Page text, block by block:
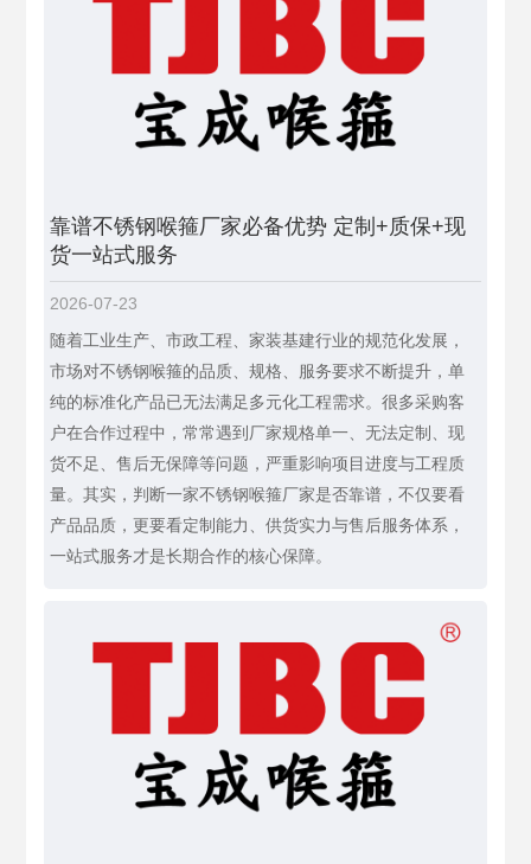
靠谱不锈钢喉箍厂家必备优势 定制+质保+现
货一站式服务
2026-07-23
随着工业生产、市政工程、家装基建行业的规范化发展，
市场对不锈钢喉箍的品质、规格、服务要求不断提升，单
纯的标准化产品已无法满足多元化工程需求。很多采购客
户在合作过程中，常常遇到厂家规格单一、无法定制、现
货不足、售后无保障等问题，严重影响项目进度与工程质
量。其实，判断一家不锈钢喉箍厂家是否靠谱，不仅要看
产品品质，更要看定制能力、供货实力与售后服务体系，
一站式服务才是长期合作的核心保障。